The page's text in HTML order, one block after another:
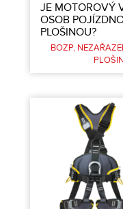
JE MOTOROVÝ
OSOB
PLOŠINOU?
BOZP